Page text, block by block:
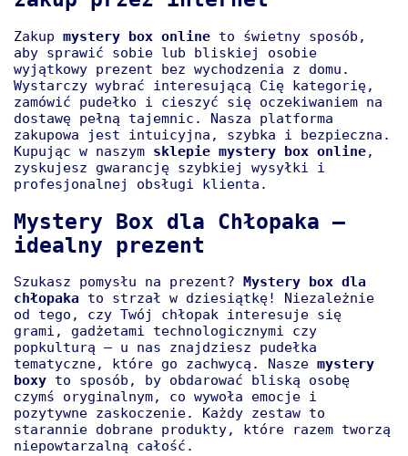
Zakup mystery box online to świetny sposób,
aby sprawić sobie lub bliskiej osobie
wyjątkowy prezent bez wychodzenia z domu.
Wystarczy wybrać interesującą Cię kategorię,
zamówić pudełko i cieszyć się oczekiwaniem na
dostawę pełną tajemnic. Nasza platforma
zakupowa jest intuicyjna, szybka i bezpieczna.
Kupując w naszym sklepie mystery box online,
zyskujesz gwarancję szybkiej wysyłki i
profesjonalnej obsługi klienta.
Mystery Box dla Chłopaka –
idealny prezent
Szukasz pomysłu na prezent?
Mystery box dla
chłopaka to strzał w dziesiątkę! Niezależnie
od tego, czy Twój chłopak interesuje się
grami, gadżetami technologicznymi czy
popkulturą – u nas znajdziesz pudełka
tematyczne, które go zachwycą. Nasze mystery
boxy to sposób, by obdarować bliską osobę
czymś oryginalnym, co wywoła emocje i
pozytywne zaskoczenie. Każdy zestaw to
starannie dobrane produkty, które razem tworzą
niepowtarzalną całość.